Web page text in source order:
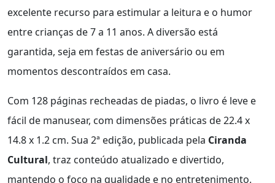
excelente recurso para estimular a leitura e o humor
entre crianças de 7 a 11 anos. A diversão está
garantida, seja em festas de aniversário ou em
momentos descontraídos em casa.
Com 128 páginas recheadas de piadas, o livro é leve e
fácil de manusear, com dimensões práticas de 22.4 x
14.8 x 1.2 cm. Sua 2ª edição, publicada pela Ciranda
Cultural, traz conteúdo atualizado e divertido,
mantendo o foco na qualidade e no entretenimento.